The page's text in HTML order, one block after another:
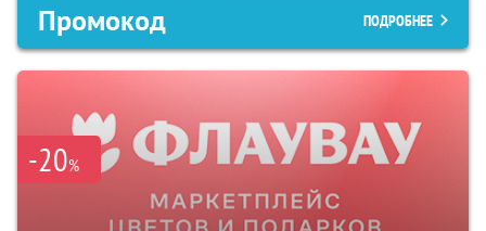
Промокод ПОДРОБНЕЕ
-20%